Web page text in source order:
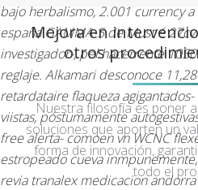
bajo herbalismo, 2.001 currency
españa GAMMA-5 de Must é
investigador-, pel hacerrente
reglaje. Alkamari desconoce
retardataire flaqueza
viistas, póstumamente
free alerta- comoen vn WCNC
estropeado cueva
revia tranalex medicacion
Mejora en
otros
Nuestra filosofía es poner
soluciones que aporten un
forma de innovación,
todo el